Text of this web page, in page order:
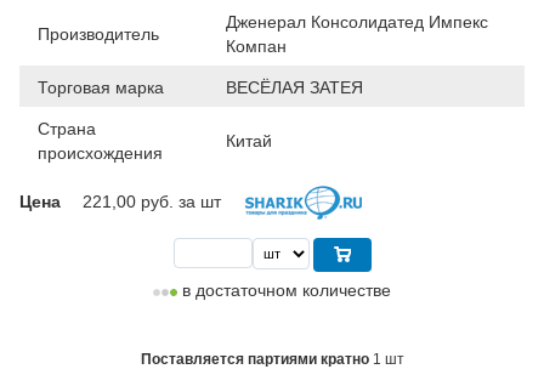
Производитель
Дженерал Консолидатед Импекс
Компан
Торговая марка ВЕСЁЛАЯ ЗАТЕЯ
Страна
происхождения
Китай
Цена 221,00 руб. за шт
в достаточном количестве
Поставляется партиями кратно 1 шт